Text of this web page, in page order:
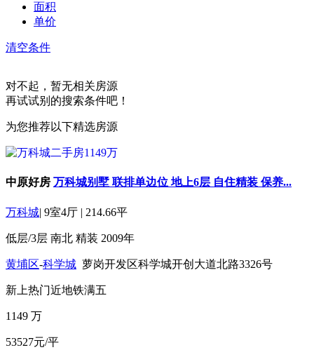
面积
单价
清空条件
对不起，暂无相关房源
再试试别的搜索条件吧！
为您推荐以下精选房源
中原好房 万科城别墅 联排单边位 地上6层 自住精装 保养...
万科城| 9室4厅 | 214.66平
低层/3层 南北 精装 2009年
黄埔区-科学城 萝岗开发区科学城开创大道北路3326号
新上热门近地铁满五
1149 万
53527元/平